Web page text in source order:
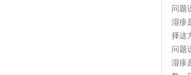
问题
湿疹
择这
问题
湿疹